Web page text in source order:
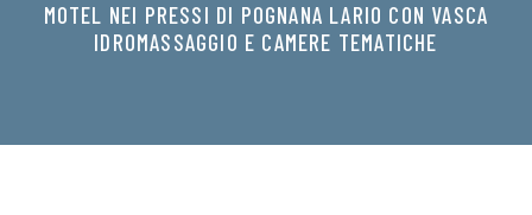
MOTEL NEI PRESSI DI POGNANA LARIO CON VASCA
IDROMASSAGGIO E CAMERE TEMATICHE